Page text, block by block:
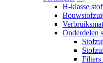
H-klasse
Onderdelen
Filters